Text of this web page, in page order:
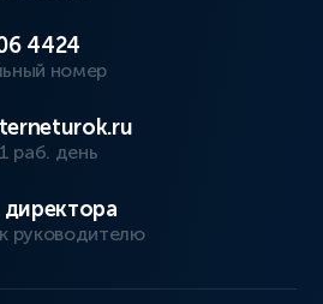
4424
номер
раб. день
руководителю